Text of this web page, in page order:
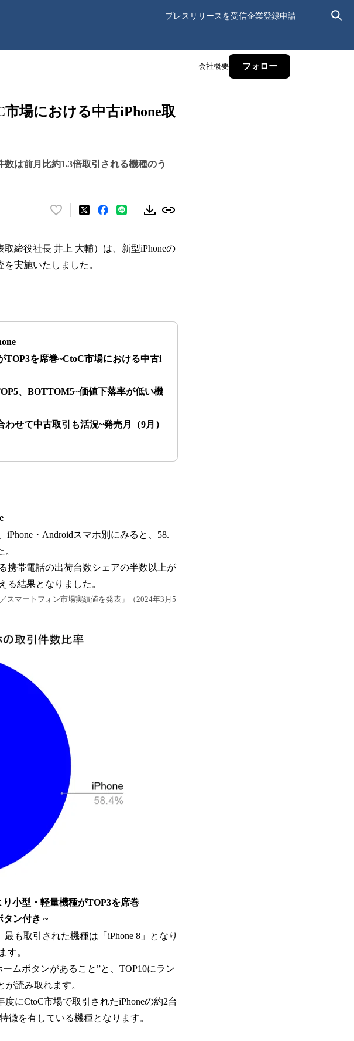
プレスリリースを受信企業登録申請
会社概要 フォロー
場における中古iPhone取
は前月比約1.3倍取引される機種のう
い
！
数
す
締役社長 井上 大輔）は、新型iPhoneの
実施いたしました。
TOP3を席巻~CtoC市場における中古i
、BOTTOM5~価値下落率が低い機
せて中古取引も活況~発売月（9月）
・Androidスマホ別にみると、58.
携帯電話の出荷台数シェアの半数以上が
る結果となりました。
スマートフォン市場実績値を発表」（2024年3月5
小型・軽量機種がTOP3を席巻
ン付き ~
も取引された機種は「iPhone 8」となり
す。
ムボタンがあること”と、TOP10にラン
読み取れます。
にCtoC市場で取引されたiPhoneの約2台
徴を有している機種となります。